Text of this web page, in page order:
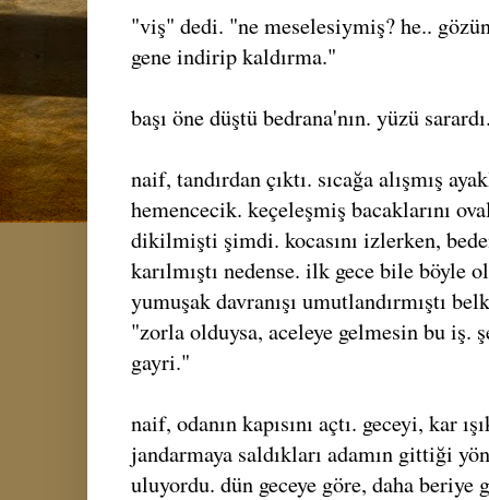
"viş" dedi. "ne meselesiymiş? he..
gene indirip kaldırma."
başı öne düştü bedrana'nın. yüzü
naif, tandırdan çıktı. sıcağa alışmış
hemencecik. keçeleşmiş bacaklarını
dikilmişti şimdi. kocasını izlerken,
karılmıştı nedense. ilk gece bile böyle
yumuşak davranışı umutlandırmıştı
"zorla olduysa, aceleye gelmesin bu iş.
gayri."
naif, odanın kapısını açtı. geceyi, kar
jandarmaya saldıkları adamın gittiği
uluyordu. dün geceye göre, daha beriye